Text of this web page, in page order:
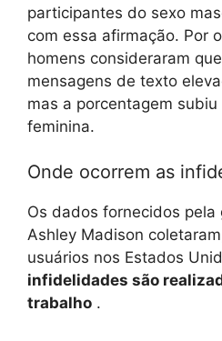
participantes do sexo
com essa afirmação. Por
homens consideraram
mensagens de texto
mas a porcentagem
feminina.
Onde ocorrem as
Os dados fornecidos
Ashley Madison
usuários nos Estados
infidelidades são
trabalho .